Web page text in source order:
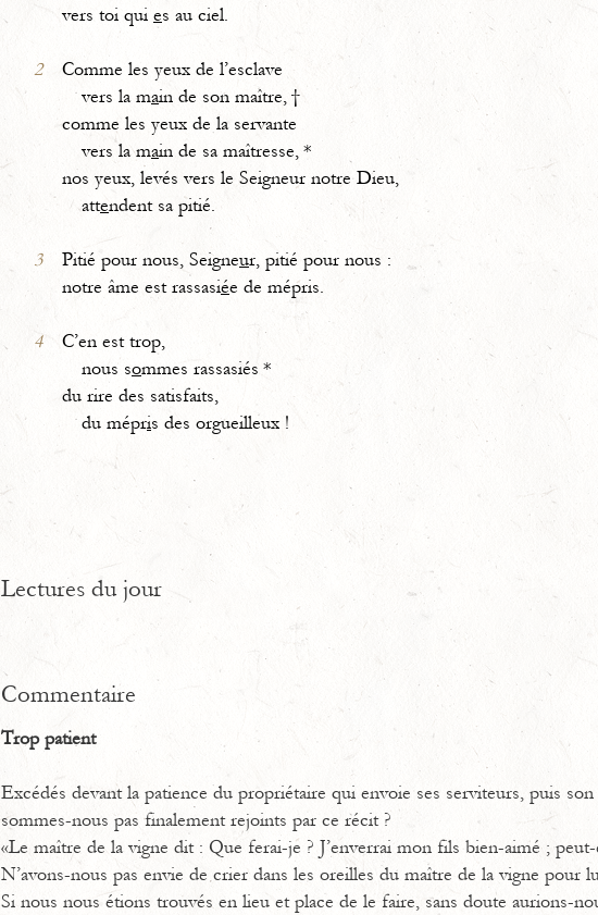
vers toi qui es au ciel.
2
Comme les yeux de l’esclave
vers la main de son maître, †
comme les yeux de la servante
vers la main de sa maîtresse, *
nos yeux, levés vers le Seigneur notre Dieu,
attendent sa pitié.
3 Pitié pour nous, Seigneur, pitié pour nous :
notre âme est rassasiée de mépris.
4
C’en est trop,
nous sommes rassasiés *
du rire des satisfaits,
du mépris des orgueilleux !
Lectures du jour
Commentaire
Trop patient
Excédés devant la patience du propriétaire qui envoie ses serviteurs, puis
sommes-nous pas finalement rejoints par ce récit ?
«Le maître de la vigne dit : Que ferai-je ? J’enverrai mon fils bien-aimé ;
N’avons-nous pas envie de crier dans les oreilles du maître de la vigne pour
Si nous nous étions trouvés en lieu et place de le faire, sans doute aurions-